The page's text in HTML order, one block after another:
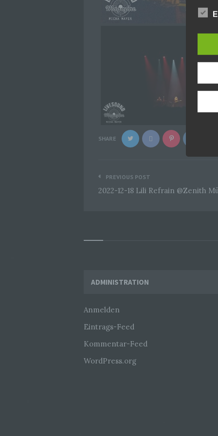
SHARE
Beitragsnavigation
PREVIOUS POST
2022-12-18 Lili Refrain @Zenith
Widgets
ADMINISTRATION
Anmelden
Eintrags-Feed
Kommentar-Feed
WordPress.org